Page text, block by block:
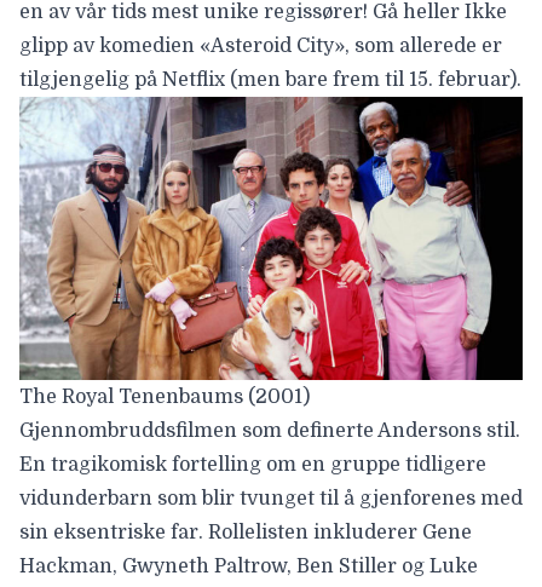
en av vår tids mest unike regissører! Gå heller Ikke
glipp av komedien «Asteroid City», som allerede er
tilgjengelig på Netflix (men bare frem til 15. februar).
The Royal Tenenbaums (2001)
Gjennombruddsfilmen som definerte Andersons stil.
En tragikomisk fortelling om en gruppe tidligere
vidunderbarn som blir tvunget til å gjenforenes med
sin eksentriske far. Rollelisten inkluderer Gene
Hackman, Gwyneth Paltrow, Ben Stiller og Luke